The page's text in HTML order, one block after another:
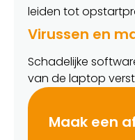
leiden tot
Virussen en
Schadelijke
van de laptop
Maak een